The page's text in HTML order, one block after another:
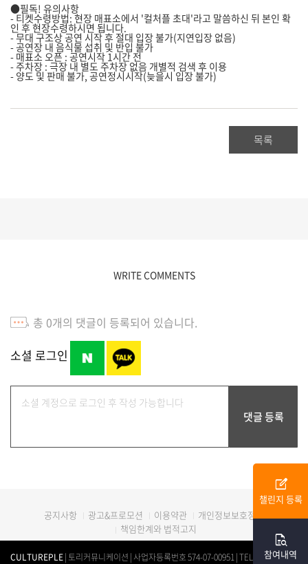
edit_square
챌린지 등록
quick_reference_all
참여내역
●필독! 유의사항
- 티켓수령방법: 현장 매표소에서 '컬처플 초대'라고 말씀하신 뒤 본인 확
인 후 현장수령하시면 됩니다.
- 무대 구조상 공연 시작 후 절대 입장 불가(지연입장 없음)
- 공연장 내 음식물 섭취 및 반입 불가
- 매표소 오픈 : 공연시작 1시간 전
- 주차장 : 극장 내 별도 주차장 없음 개별적 검색 후 이용
- 양도 및 판매 불가, 공연정시시작(늦을시 입장 불가)
목록
WRITE COMMENTS
총 0개의 댓글이 등록되어 있습니다.
소셜 로그인
공지사항 광고&프로모션 이용약관
개인정보보호정책
책임한계와 법적고지
CULTUREPLE| 토리커뮤니케이션 | 사업자등록번호 574-07-00951 | TEL. 0507-1312-